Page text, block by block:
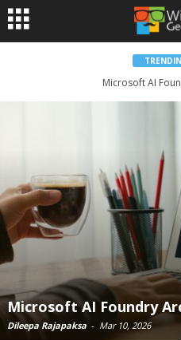
Azure Portal භාවිතයෙන් Microsoft
Step-by-
Microsoft AI Foundry
Dileepa Rajapaksa - Mar 10, 2026